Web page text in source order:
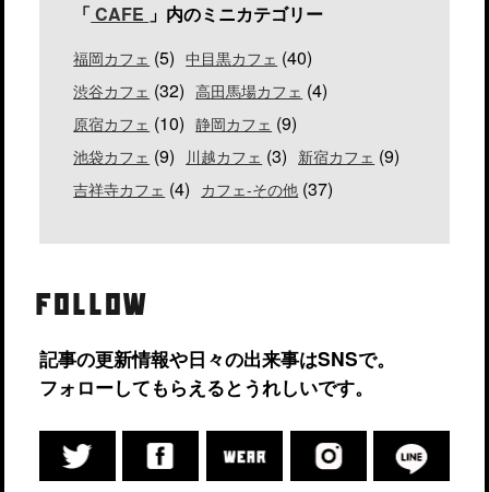
「 CAFE 」内のミニカテゴリー
福岡カフェ (5) 中目黒カフェ (40)
渋谷カフェ (32) 高田馬場カフェ (4)
原宿カフェ (10) 静岡カフェ (9)
池袋カフェ (9) 川越カフェ (3) 新宿カフェ (9)
吉祥寺カフェ (4) カフェ-その他 (37)
FOLLOW
記事の更新情報や日々の出来事はSNSで。
フォローしてもらえるとうれしいです。